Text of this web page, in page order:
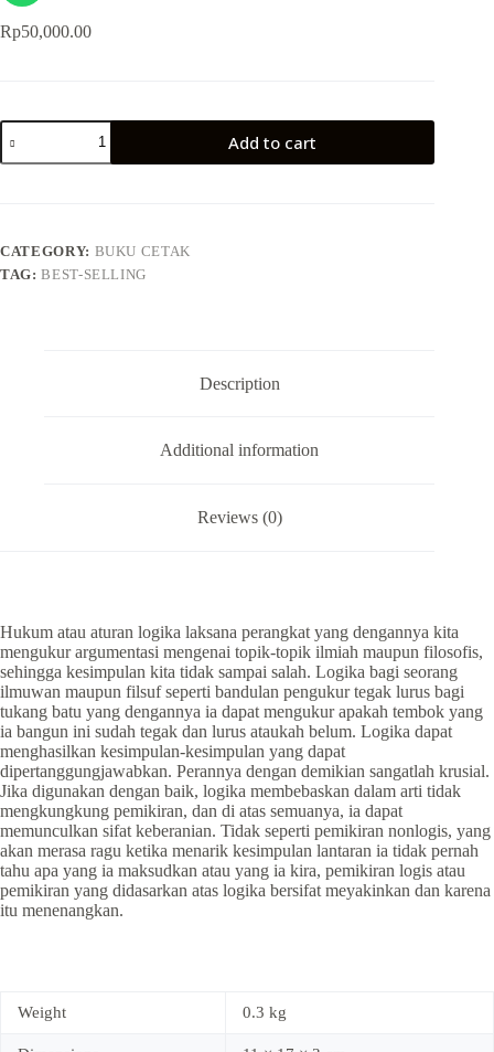
Rp50,000.00
Add to cart
CATEGORY: BUKU CETAK
TAG:BEST-SELLING
Description
Additional information
Reviews (0)
Hukum atau aturan logika laksana perangkat yang dengannya kita
mengukur argumentasi mengenai topik-topik ilmiah maupun filosofis,
sehingga kesimpulan kita tidak sampai salah. Logika bagi seorang
ilmuwan maupun filsuf seperti bandulan pengukur tegak lurus bagi
tukang batu yang dengannya ia dapat mengukur apakah tembok yang
ia bangun ini sudah tegak dan lurus ataukah belum. Logika dapat
menghasilkan kesimpulan-kesimpulan yang dapat
dipertanggungjawabkan. Perannya dengan demikian sangatlah krusial.
Jika digunakan dengan baik, logika membebaskan dalam arti tidak
mengkungkung pemikiran, dan di atas semuanya, ia dapat
memunculkan sifat keberanian. Tidak seperti pemikiran nonlogis, yang
akan merasa ragu ketika menarik kesimpulan lantaran ia tidak pernah
tahu apa yang ia maksudkan atau yang ia kira, pemikiran logis atau
pemikiran yang didasarkan atas logika bersifat meyakinkan dan karena
itu menenangkan.
Weight 0.3 kg